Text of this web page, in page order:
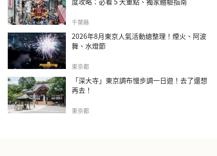
千葉縣
2026年8月東京人氣活動總整理！煙火、阿波
舞、水燈節
東京都
「深大寺」東京調布慢步調一日遊！去了還想
再去！
東京都